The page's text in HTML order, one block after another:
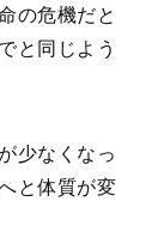
の危機だと
と同じよう
少なくなっ
と体質が変